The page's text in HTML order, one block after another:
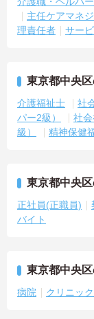
主任ケアマネ
理責任者
サー
東京都中央
介護福祉士 社
パー2級）
社
級）
精神保健
東京都中央
正社員(正職員)
バイト
東京都中央
病院 クリニック